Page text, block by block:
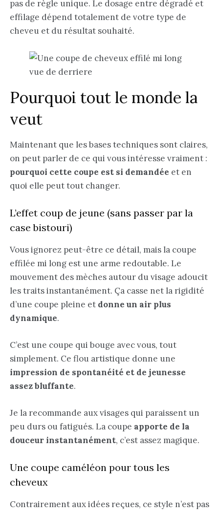
pas de règle unique. Le dosage entre dégradé et
effilage dépend totalement de votre type de
cheveu et du résultat souhaité.
Pourquoi tout le monde la
veut
Maintenant que les bases techniques sont claires,
on peut parler de ce qui vous intéresse vraiment :
pourquoi cette coupe est si demandée et en
quoi elle peut tout changer.
L’effet coup de jeune (sans passer par la
case bistouri)
Vous ignorez peut-être ce détail, mais la coupe
effilée mi long est une arme redoutable. Le
mouvement des mèches autour du visage adoucit
les traits instantanément. Ça casse net la rigidité
d’une coupe pleine et donne un air plus
dynamique.
C’est une coupe qui bouge avec vous, tout
simplement. Ce flou artistique donne une
impression de spontanéité et de jeunesse
assez bluffante.
Je la recommande aux visages qui paraissent un
peu durs ou fatigués. La coupe apporte de la
douceur instantanément, c’est assez magique.
Une coupe caméléon pour tous les
cheveux
Contrairement aux idées reçues, ce style n’est pas